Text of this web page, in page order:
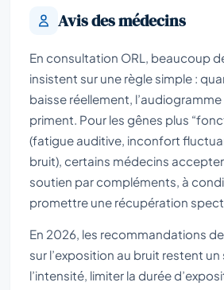
Avis des médecins
En consultation ORL, beaucoup
insistent sur une règle simple :
baisse réellement, l’audiogramme
priment. Pour les gênes plus
(fatigue auditive, inconfort
bruit), certains médecins
soutien par compléments, à
promettre une récupération
En 2026, les recommandations
sur l’exposition au bruit restent
l’intensité, limiter la durée